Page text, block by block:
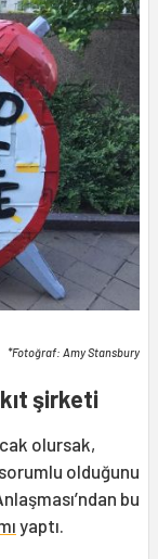
*Fotoğraf: Amy Stansbury
şirketi
olursak,
olduğunu
bu
yaptı.